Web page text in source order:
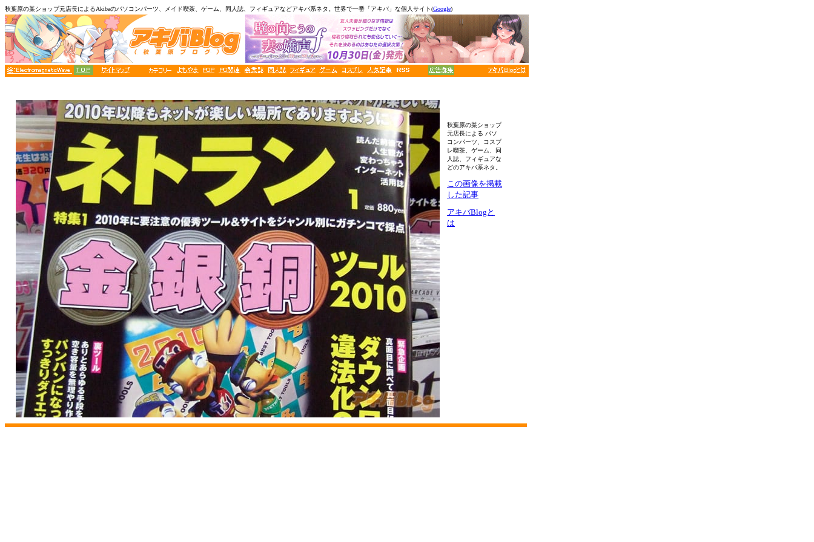
秋葉原の某ショップ元店長によるAkibaのパソコンパーツ、メイド喫茶、ゲーム、同人誌、フィギュアなどアキバ系ネタ。世界で一番「アキバ」な個人サイト(Google)
秋葉原の某ショップ
元店長による パソ
コンパーツ、コスプ
レ喫茶、ゲーム、同
人誌、フィギュアな
どのアキバ系ネタ。
この画像を掲載
した記事
アキバBlogと
は